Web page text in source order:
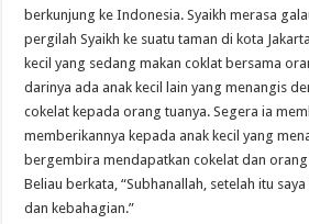
berkunjung ke Indonesia. Syaikh merasa
pergilah Syaikh ke suatu taman di kota
kecil yang sedang makan coklat bersama
darinya ada anak kecil lain yang menangis
cokelat kepada orang tuanya. Segera ia
memberikannya kepada anak kecil yang
bergembira mendapatkan cokelat dan
Beliau berkata, “Subhanallah, setelah itu
dan kebahagian.”